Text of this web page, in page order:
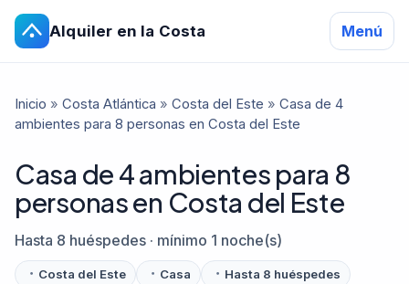
Alquiler en la Costa Menú
Inicio » Costa Atlántica » Costa del Este » Casa de 4
ambientes para 8 personas en Costa del Este
Casa de 4 ambientes para 8
personas en Costa del Este
Hasta 8 huéspedes · mínimo 1 noche(s)
Costa del Este Casa
Hasta 8 huéspedes